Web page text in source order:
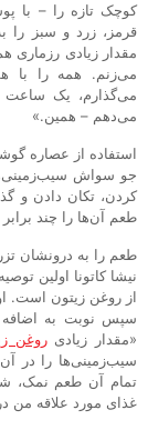
کوچک تازه را – با
قرمز، زرد و سبز را
مقدار زیادی
می‌دهم – همین.»
استفاده از عصاره
جو سواش
کردن، تکان دادن و
طعم آن‌ها را چند
طعم را به درونشان
نیشا کاتونا اولین
از روغن زیتون است.
سپس نوبت به
«مقدار زیادیروغن
سیب‌زمینی‌ها را در آن
تمام آن طعم نمک،
غذای مورد علاقه من